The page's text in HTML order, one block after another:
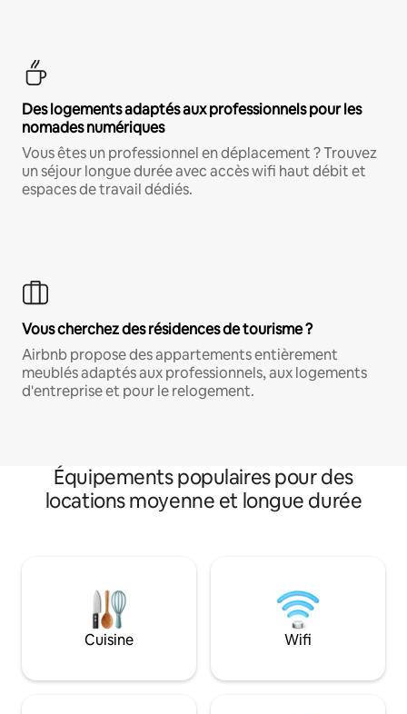
Des logements adaptés aux professionnels pour les
nomades numériques
Vous êtes un professionnel en déplacement ? Trouvez
un séjour longue durée avec accès wifi haut débit et
espaces de travail dédiés.
Vous cherchez des résidences de tourisme ?
Airbnb propose des appartements entièrement
meublés adaptés aux professionnels, aux logements
d'entreprise et pour le relogement.
Équipements populaires pour des
locations moyenne et longue durée
Cuisine Wifi